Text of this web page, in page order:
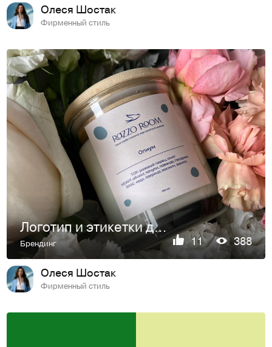
Олеся Шостак
Фирменный стиль
Логотип и этикетки для бренда свечей и декора ручной работы
Брендинг 11 388
Олеся Шостак
Фирменный стиль